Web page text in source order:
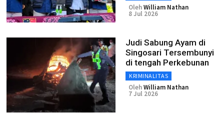
OlehWilliam Nathan
8 Jul 2026
Judi Sabung Ayam di
Singosari Tersembunyi
di tengah Perkebunan
KRIMINALITAS
OlehWilliam Nathan
7 Jul 2026